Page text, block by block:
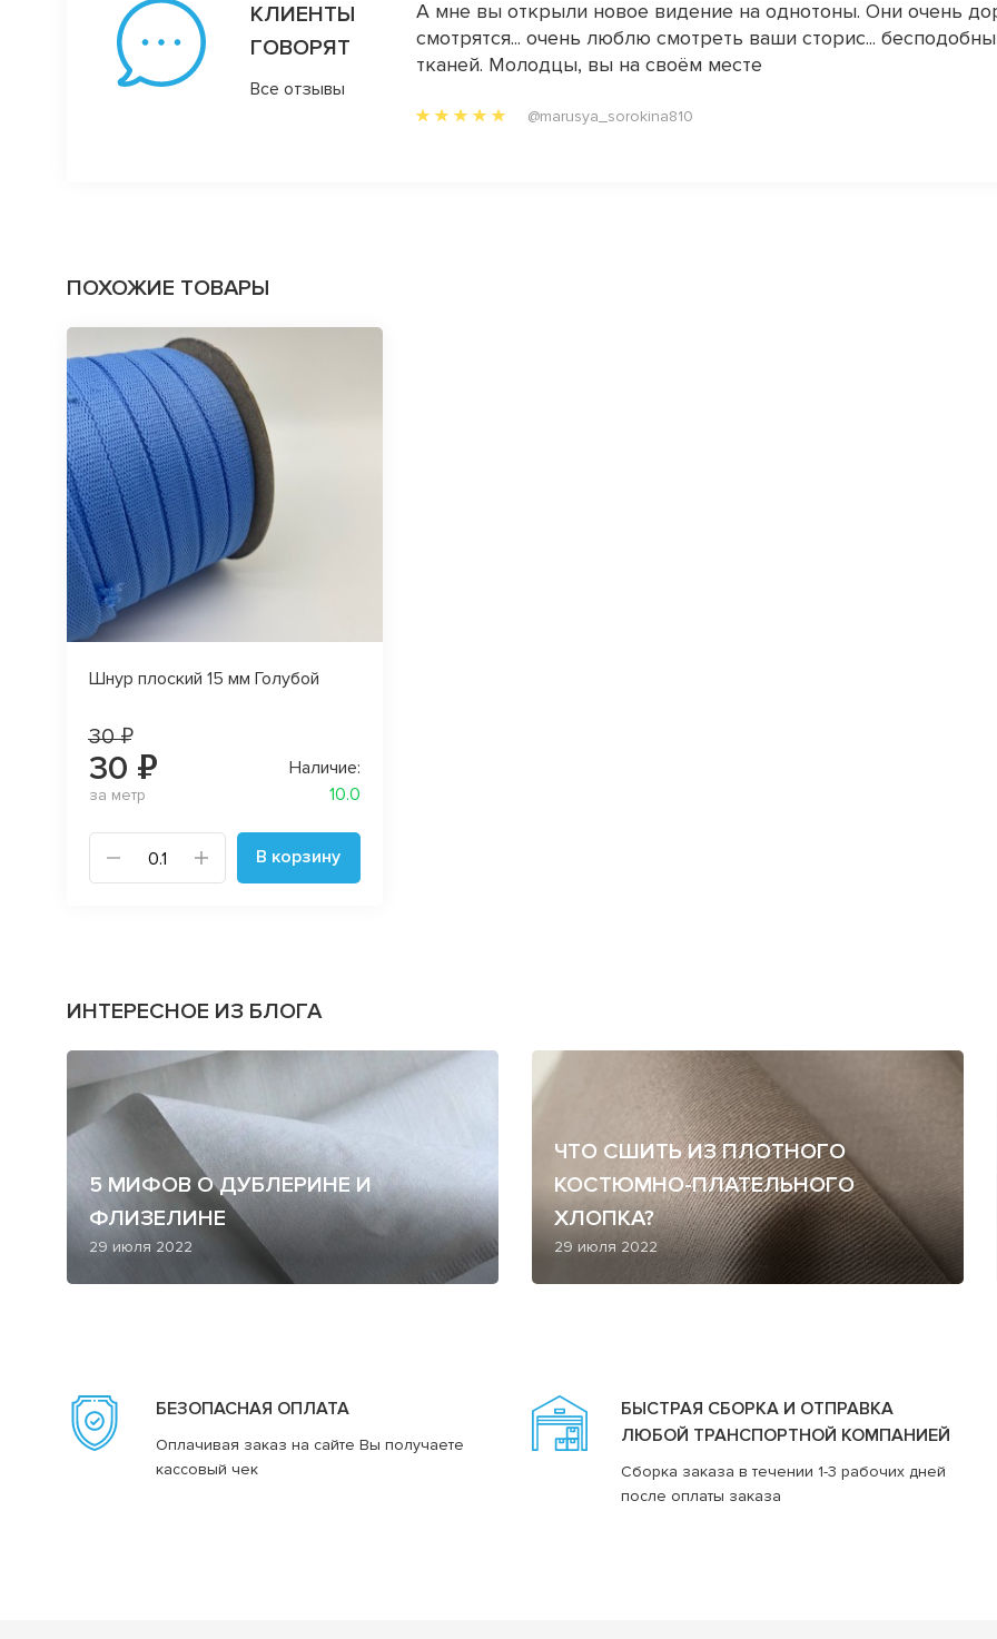
КЛИЕНТЫ
ГОВОРЯТ
Все отзывы
, отзывчивые, оперативно
ткани качество и ассортимент)
А мне вы открыли новое видение на однотоны. Они очень
смотрятся... очень люблю смотреть ваши сторис...
тканей. Молодцы, вы на своём месте
@marusya_sorokina810
ПОХОЖИЕ ТОВАРЫ
Шнур плоский 15 мм Голубой
30 ₽
30 ₽
за метр
Наличие:
10.0
В корзину
ИНТЕРЕСНОЕ ИЗ БЛОГА
5 МИФОВ О ДУБЛЕРИНЕ И
ФЛИЗЕЛИНЕ
29 июля 2022
ЧТО СШИТЬ ИЗ ПЛОТНОГО
КОСТЮМНО-ПЛАТЕЛЬНОГО
ХЛОПКА?
29 июля 2022
БЕЗОПАСНАЯ ОПЛАТА
Оплачивая заказ на сайте Вы получаете
кассовый чек
БЫСТРАЯ СБОРКА И ОТПРАВКА
ЛЮБОЙ ТРАНСПОРТНОЙ КОМПАНИЕЙ
Сборка заказа в течении 1-3 рабочих дней
после оплаты заказа